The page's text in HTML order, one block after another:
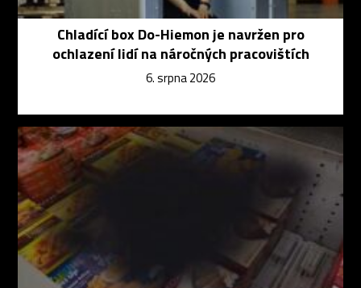
Chladící box Do-Hiemon je navržen pro
ochlazení lidí na náročných pracovištích
6. srpna 2026